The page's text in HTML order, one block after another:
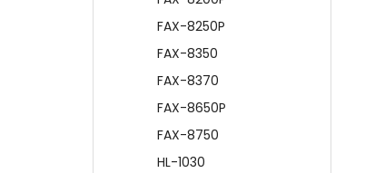
FAX-8250P
FAX-8350
FAX-8370
FAX-8650P
FAX-8750
HL-1030